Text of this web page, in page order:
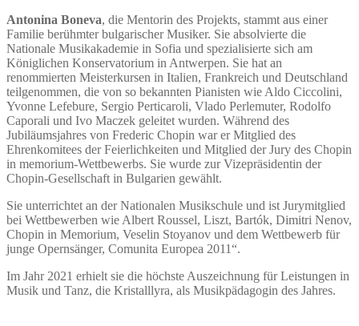
Antonina Boneva, die Mentorin des Projekts, stammt aus einer
Familie berühmter bulgarischer Musiker. Sie absolvierte die
Nationale Musikakademie in Sofia und spezialisierte sich am
Königlichen Konservatorium in Antwerpen. Sie hat an
renommierten Meisterkursen in Italien, Frankreich und Deutschland
teilgenommen, die von so bekannten Pianisten wie Aldo Ciccolini,
Yvonne Lefebure, Sergio Perticaroli, Vlado Perlemuter, Rodolfo
Caporali und Ivo Maczek geleitet wurden. Während des
Jubiläumsjahres von Frederic Chopin war er Mitglied des
Ehrenkomitees der Feierlichkeiten und Mitglied der Jury des Chopin
in memorium-Wettbewerbs. Sie wurde zur Vizepräsidentin der
Chopin-Gesellschaft in Bulgarien gewählt.
Sie unterrichtet an der Nationalen Musikschule und ist Jurymitglied
bei Wettbewerben wie Albert Roussel, Liszt, Bartók, Dimitri Nenov,
Chopin in Memorium, Veselin Stoyanov und dem Wettbewerb für
junge Opernsänger, Comunita Europea 2011“.
Im Jahr 2021 erhielt sie die höchste Auszeichnung für Leistungen in
Musik und Tanz, die Kristalllyra, als Musikpädagogin des Jahres.